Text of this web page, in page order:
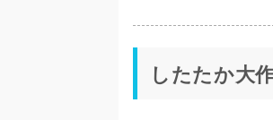
したたか大